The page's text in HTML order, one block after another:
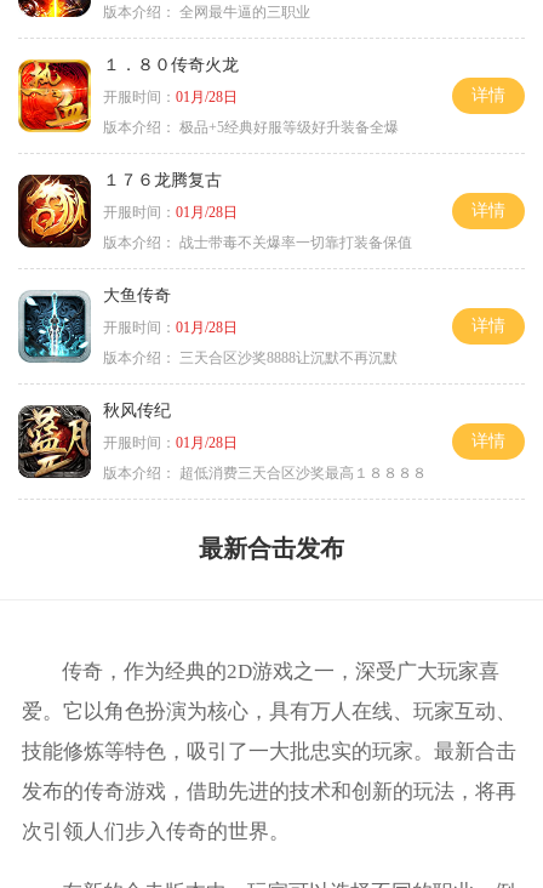
版本介绍： 全网最牛逼的三职业
１．８０传奇火龙
开服时间： 01月/28日
版本介绍： 极品+5经典好服等级好升装备全爆
详情
１７６龙腾复古
开服时间： 01月/28日
版本介绍： 战士带毒不关爆率一切靠打装备保值
详情
大鱼传奇
开服时间： 01月/28日
版本介绍：
三天合区沙奖8888让沉默不再沉默
详情
秋风传纪
开服时间： 01月/28日
版本介绍：
超低消费三天合区沙奖最高１８８８８
详情
最新合击发布
传奇，作为经典的2D游戏之一，深受广大玩家喜
爱。它以角色扮演为核心，具有万人在线、玩家互动、
技能修炼等特色，吸引了一大批忠实的玩家。最新合击
发布的传奇游戏，借助先进的技术和创新的玩法，将再
次引领人们步入传奇的世界。